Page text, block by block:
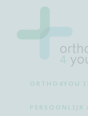
ORTHO4YOU